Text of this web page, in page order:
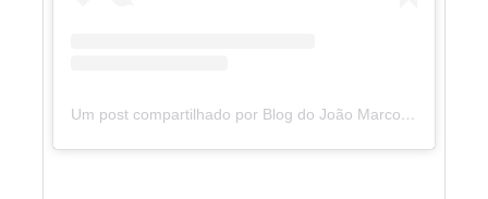
Um post compartilhado por Blog do João Marcolino (@blogdojoaomarcolino)